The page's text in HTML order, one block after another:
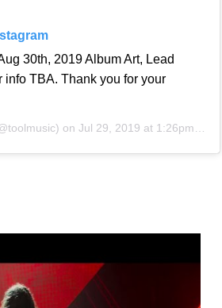
30th, 2019 Album Art, Lead
info TBA. Thank you for your
on Jul 29, 2019 at 1:26pm PDT